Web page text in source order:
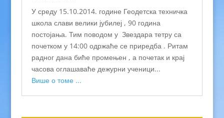
У среду 15.10.2014. године Геодетска техничка
школа слави велики јубилеј , 90 година
постојања. Тим поводом у Звездара тетру са
почетком у 14:00 одржаће се приредба . Ритам
радног дана биће промењен , а почетак и крај
часова оглашаваће дежурни ученици...
Више о томе ...